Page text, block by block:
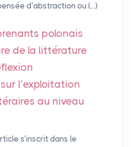
d’abstraction ou (…)
polonais
de la littérature
l’exploitation
au niveau
s’inscrit dans le